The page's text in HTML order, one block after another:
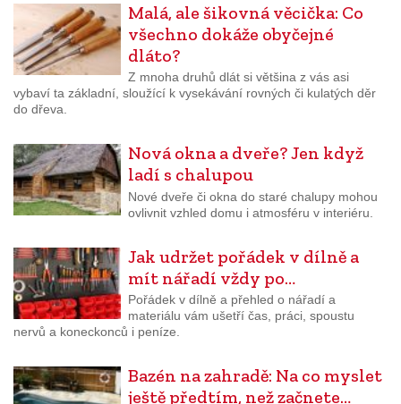
Malá, ale šikovná věcička: Co
všechno dokáže obyčejné
dláto?
Z mnoha druhů dlát si většina z vás asi
vybaví ta základní, sloužící k vysekávání rovných či kulatých děr
do dřeva.
Nová okna a dveře? Jen když
ladí s chalupou
Nové dveře či okna do staré chalupy mohou
ovlivnit vzhled domu i atmosféru v interiéru.
Jak udržet pořádek v dílně a
mít nářadí vždy po…
Pořádek v dílně a přehled o nářadí a
materiálu vám ušetří čas, práci, spoustu
nervů a koneckonců i peníze.
Bazén na zahradě: Na co myslet
ještě předtím, než začnete…